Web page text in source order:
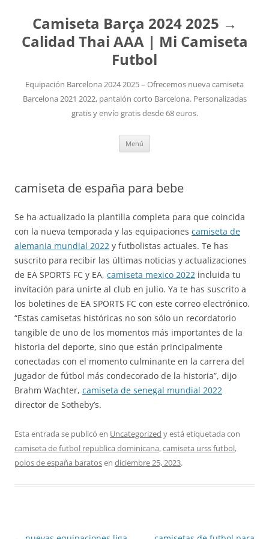
Camiseta Barça 2024 2025 →
Calidad Thai AAA | Mi Camiseta
Futbol
Equipación Barcelona 2024 2025 – Ofrecemos nueva camiseta
Barcelona 2021 2022, pantalón corto Barcelona. Personalizadas
gratis y envío gratis desde 68 euros.
Menú
camiseta de españa para bebe
Se ha actualizado la plantilla completa para que coincida
con la nueva temporada y las equipaciones camiseta de
alemania mundial 2022 y futbolistas actuales. Te has
suscrito para recibir las últimas noticias y actualizaciones
de EA SPORTS FC y EA, camiseta mexico 2022 incluida tu
invitación para unirte al club en julio. Ya te has suscrito a
los boletines de EA SPORTS FC con este correo electrónico.
“Estas camisetas históricas no son sólo un recordatorio
tangible de uno de los momentos más importantes de la
historia del deporte, sino que están principalmente
conectadas con el momento culminante en la carrera del
jugador de fútbol más condecorado de la historia”, dijo
Brahm Wachter, camiseta de senegal mundial 2022
director de Sotheby’s.
Esta entrada se publicó en Uncategorized y está etiquetada con
camiseta de futbol republica dominicana,camiseta urss futbol,
polos de españa baratosen diciembre 25, 2023.